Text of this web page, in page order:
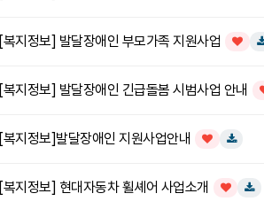
[복지정보] 발달장애인 부모가족 지원사업
인기글
[복지정보] 발달장애인 긴급돌봄 시범사업 안내
[복지정보]발달장애인 지원사업안내
인기글
[복지정보] 현대자동차 휠셰어 사업소개
인기글